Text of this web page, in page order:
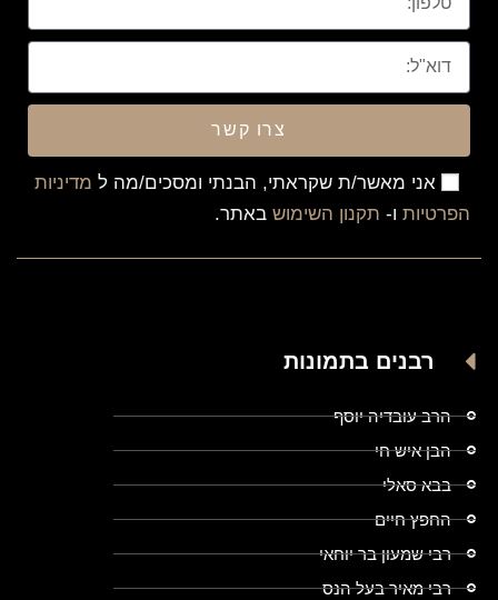
אני מאשר/ת שקראתי, הבנתי ומסכים/מה ל מדיניות
הפרטיות ו- תקנון השימוש באתר.
צרו קשר
רבנים בתמונות
הרב עובדיה יוסף
הבן איש חי
בבא סאלי
החפץ חיים
רבי שמעון בר יוחאי
רבי מאיר בעל הנס